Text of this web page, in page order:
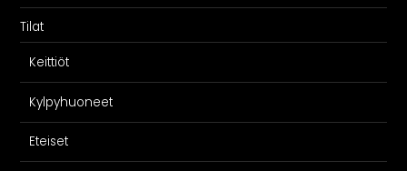
Tilat
Keittiöt
Kylpyhuoneet
Eteiset